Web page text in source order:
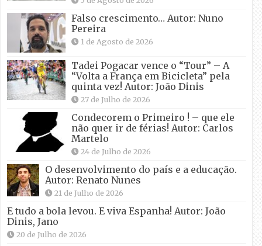
Falso crescimento… Autor: Nuno
Pereira
1 de Agosto de 2026
Tadei Pogacar vence o “Tour” – A
“Volta a França em Bicicleta” pela
quinta vez! Autor: João Dinis
27 de Julho de 2026
Condecorem o Primeiro ! – que ele
não quer ir de férias! Autor: Carlos
Martelo
24 de Julho de 2026
O desenvolvimento do país e a educação.
Autor: Renato Nunes
21 de Julho de 2026
E tudo a bola levou. E viva Espanha! Autor: João
Dinis, Jano
20 de Julho de 2026